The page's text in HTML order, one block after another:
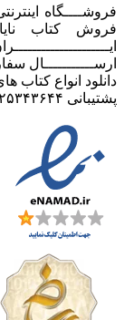
فروشــــگاه
فروش کتاب
ارســـــــــــال
دانلود انواع کتاب
پشتیبانی ۰۹۱۲۵۳۴۳۶۴۴